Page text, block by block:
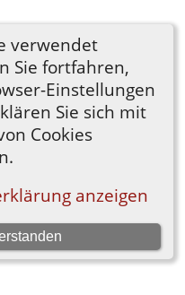
verwendet
Sie fortfahren,
Einstellungen
Sie sich mit
Cookies
anzeigen